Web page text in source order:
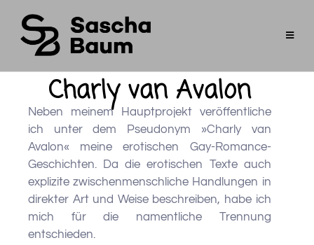
Charly van Avalon
Neben meinem Hauptprojekt veröffentliche
ich unter dem Pseudonym »Charly van
Avalon« meine erotischen Gay-Romance-
Geschichten. Da die erotischen Texte auch
explizite zwischenmenschliche Handlungen in
direkter Art und Weise beschreiben, habe ich
mich für die namentliche Trennung
entschieden.